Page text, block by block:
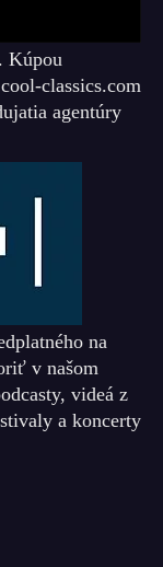
Kúpou
classics.com
agentúry
na
v našom
videá z
a koncerty